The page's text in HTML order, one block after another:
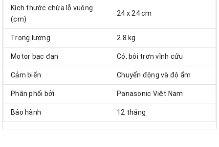
Kích thước chừa lỗ vuông
(cm)
24 x 24 cm
Trọng lượng 2.8 kg
Motor bạc đạn Có, bôi trơn vĩnh cửu
Cảm biến Chuyển động và độ ẩm
Phân phối bởi Panasonic Việt Nam
Bảo hành 12 tháng